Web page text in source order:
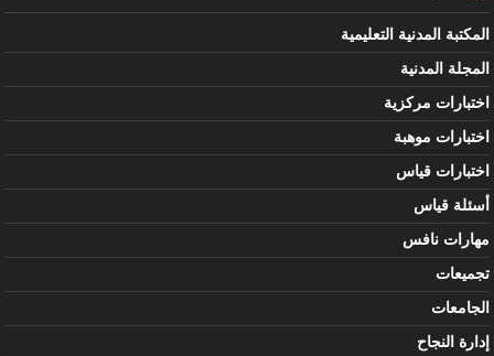
المكتبة المدنية التعليمية
المجلة المدنية
اختبارات مركزية
اختبارات موهبة
اختبارات قياس
أسئلة قياس
مهارات نافس
تجميعات
الجامعات
إدارة النجاح